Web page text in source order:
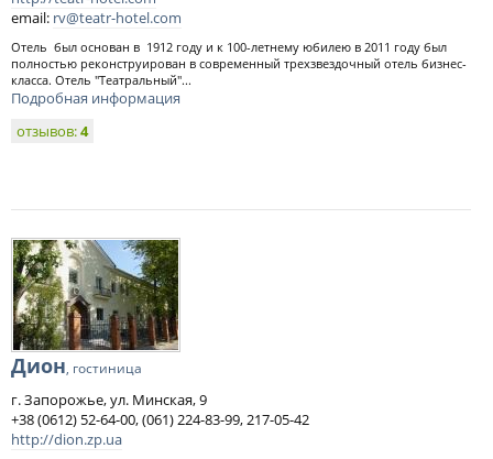
email: rv@teatr-hotel.com
Отель был основан в 1912 году и к 100-летнему юбилею в 2011 году был
полностью реконструирован в современный трехзвездочный отель бизнес-
класса. Отель "Театральный"...
Подробная информация
отзывов:4
Дион, гостиница
г. Запорожье, ул. Минская, 9
+38 (0612) 52-64-00, (061) 224-83-99, 217-05-42
http://dion.zp.ua